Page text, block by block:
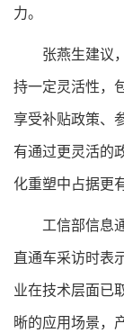
力。
张燕生建议，
持一定灵活性，
享受补贴政策、
有通过更灵活的
化重塑中占据更
工信部信息通
直通车采访时表
业在技术层面已
晰的应用场景，